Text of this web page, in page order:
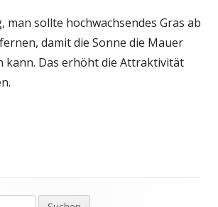
man sollte hochwachsendes Gras ab
damit die Sonne die Mauer
kann. Das erhöht die Attraktivität